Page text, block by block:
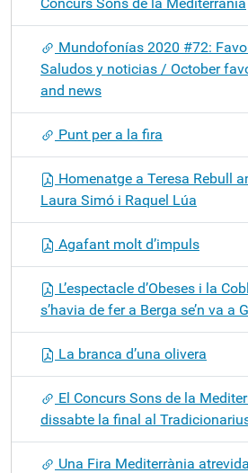
Mundofonías 2020 #72:
Saludos y noticias / October
and news
Punt per a la fira
Homenatge a Teresa Rebull
Laura Simó i Raquel Lúa
Agafant molt d’impuls
L’espectacle d’Obeses i la
s’havia de fer a Berga se’n va a
La branca d’una olivera
El Concurs Sons de la
dissabte la final al
Una Fira Mediterrània